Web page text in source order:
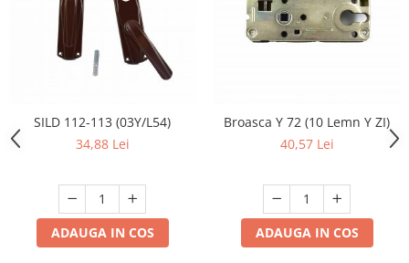
SILD 112-113 (03Y/L54)
34,88 Lei
ADAUGA IN COS
Broasca Y 72 (10 Lemn Y ZI)
40,57 Lei
ADAUGA IN COS